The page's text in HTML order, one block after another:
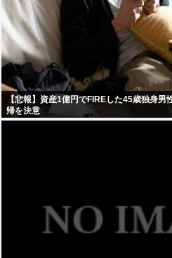
【悲報】資産1億円でFIREした45歳独身
帰を決意